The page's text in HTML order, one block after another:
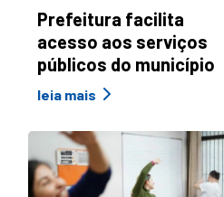
Prefeitura facilita
acesso aos serviços
públicos do município
leia mais